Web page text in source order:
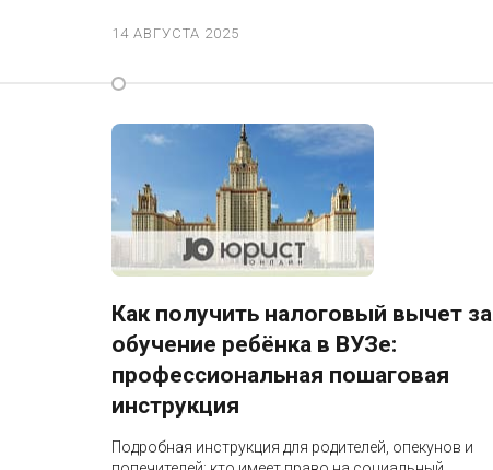
14 АВГУСТА 2025
Как получить налоговый вычет за
обучение ребёнка в ВУЗе:
профессиональная пошаговая
инструкция
Подробная инструкция для родителей, опекунов и